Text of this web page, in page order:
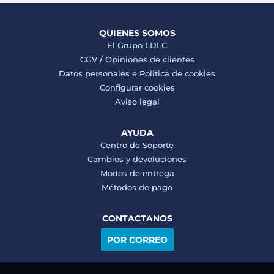
QUIENES SOMOS
El Grupo LDLC
CGV/ Opiniones de clientes
Datos personales e Politica de cookies
Configurar cookies
Aviso legal
AYUDA
Centro de Soporte
Cambios y devoluciones
Modos de entrega
Métodos de pago
CONTACTANOS
POR CORREO